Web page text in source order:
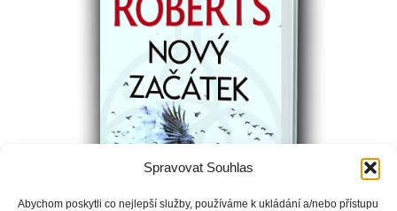
Spravovat Souhlas
Abychom poskytli co nejlepší služby, používáme k ukládání a/nebo přístupu